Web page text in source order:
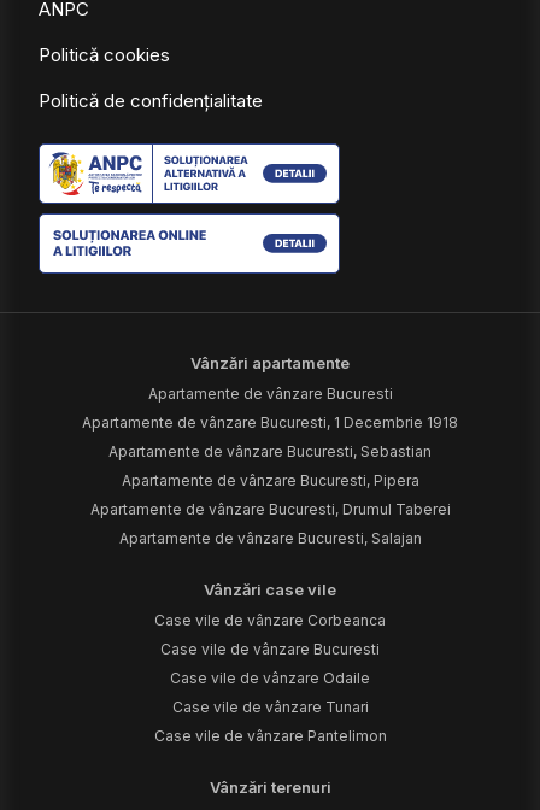
ANPC
Politică cookies
Politică de confidențialitate
Vânzări apartamente
Apartamente de vânzare Bucuresti
Apartamente de vânzare Bucuresti, 1 Decembrie 1918
Apartamente de vânzare Bucuresti, Sebastian
Apartamente de vânzare Bucuresti, Pipera
Apartamente de vânzare Bucuresti, Drumul Taberei
Apartamente de vânzare Bucuresti, Salajan
Vânzări case vile
Case vile de vânzare Corbeanca
Case vile de vânzare Bucuresti
Case vile de vânzare Odaile
Case vile de vânzare Tunari
Case vile de vânzare Pantelimon
Vânzări terenuri